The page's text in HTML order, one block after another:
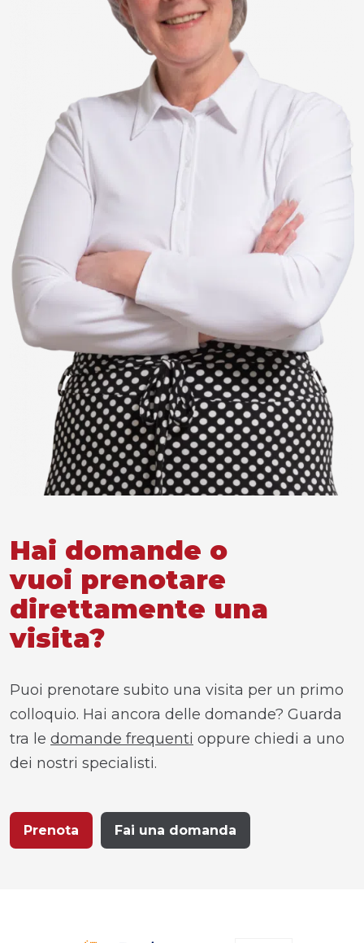
Hai domande o
vuoi prenotare
direttamente una
visita?
Puoi prenotare subito una visita per un primo
colloquio. Hai ancora delle domande? Guarda
tra le domande frequenti oppure chiedi a uno
dei nostri specialisti.
Prenota Fai una domanda